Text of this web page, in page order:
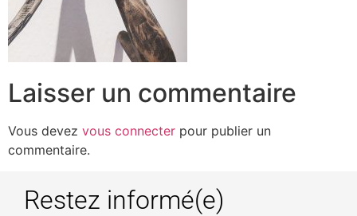
Laisser un commentaire
Vous devez vous connecter pour publier un
commentaire.
Restez informé(e)